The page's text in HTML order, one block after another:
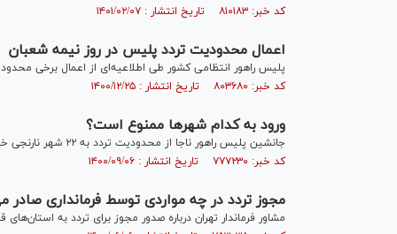
کد خبر: ۸۱۰۱۸۳ تاریخ انتشار : ۱۴۰۱/۰۲/۰۷
اعمال محدودیت تردد پلیس در روز نیمه شعبان
پلیس راهور انتظامی کشور طی اطلاعیه‌ای از اعمال برخی
کد خبر: ۸۰۳۶۸۰ تاریخ انتشار : ۱۴۰۰/۱۲/۲۵
ورود به کدام شهر‌ها ممنوع است؟
جانشین پلیس راهور ناجا از محدودیت تردد به ۲۲ شهر نارنجی خبر داد و گفت: سفر به بقیه شهر‌ها آزاد است.
کد خبر: ۷۷۷۲۳۰ تاریخ انتشار : ۱۴۰۰/۰۹/۰۶
مجوز تردد در چه مواردی توسط فرمانداری صادر
مشاور فرماندار تهران درباره صدور مجوز برای تردد به